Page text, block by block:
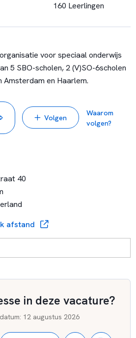
160 Leerlingen
voor speciaal onderwijs
5 SBO-scholen, 2 (V)SO-6scholen
en Haarlem.
Volgen
Waarom
volgen?
40
afstand
in deze vacature?
: 12 augustus 2026